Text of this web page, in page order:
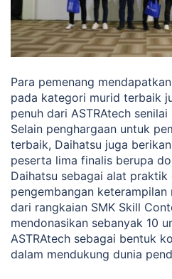
Para pemenang
pada kategori murid terbaik
penuh dari ASTRAtech
Selain penghargaan untuk
terbaik, Daihatsu juga
peserta lima finalis berupa
Daihatsu sebagai alat
pengembangan
dari rangkaian SMK Skill
mendonasikan sebanyak 10
ASTRAtech sebagai bentuk
dalam mendukung dunia